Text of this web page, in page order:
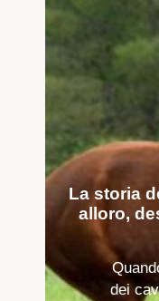
La storia
alloro,
dei